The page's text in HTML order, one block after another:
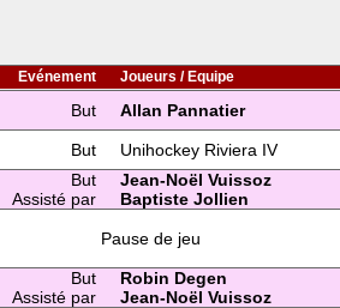
Evénement
Joueurs / Equipe
But Allan Pannatier
But Unihockey Riviera IV
But
Jean-Noël Vuissoz
Assisté par
Baptiste Jollien
Pause de jeu
But
Robin Degen
Assisté par
Jean-Noël Vuissoz